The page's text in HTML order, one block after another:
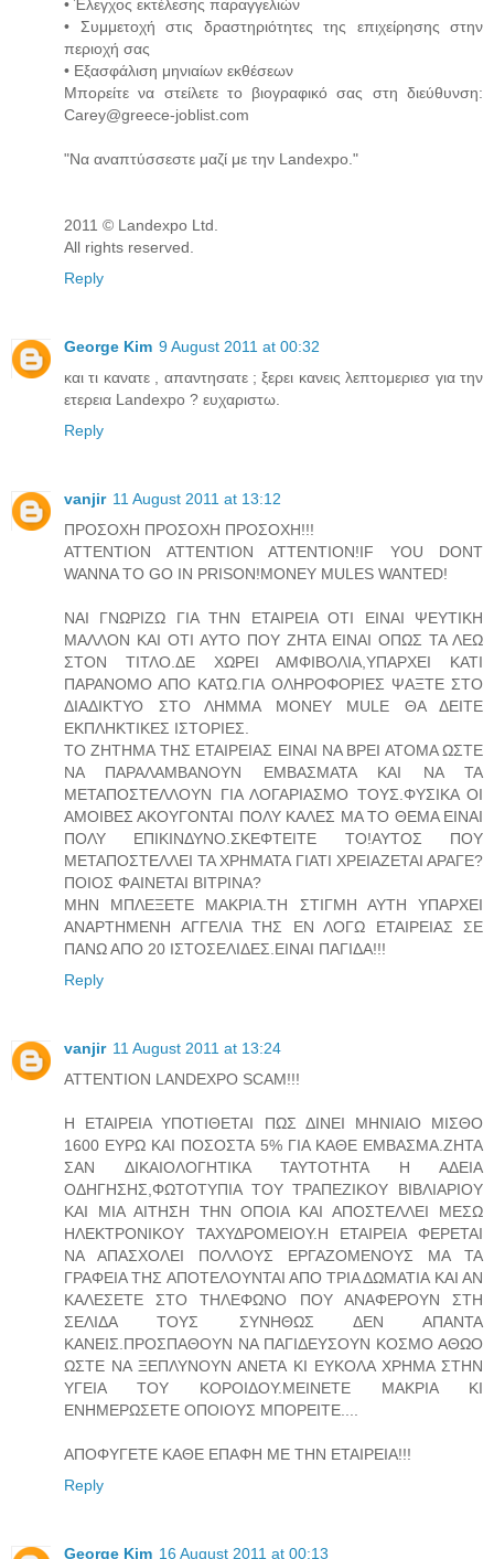
• Έλεγχος εκτέλεσης παραγγελιών
• Συμμετοχή στις δραστηριότητες της επιχείρησης στην
περιοχή σας
• Εξασφάλιση μηνιαίων εκθέσεων
Μπορείτε να στείλετε το βιογραφικό σας στη διεύθυνση:
Carey@greece-joblist.com
"Να αναπτύσσεστε μαζί με την Landexpo."
2011 © Landexpo Ltd.
All rights reserved.
Reply
George Kim 9 August 2011 at 00:32
και τι κανατε , απαντησατε ; ξερει κανεις λεπτομεριεσ για την
ετερεια Landexpo ? ευχαριστω.
Reply
vanjir 11 August 2011 at 13:12
ΠΡΟΣΟΧΗ ΠΡΟΣΟΧΗ ΠΡΟΣΟΧΗ!!!
ATTENTION ATTENTION ATTENTION!IF YOU DONT
WANNA TO GO IN PRISON!MONEY MULES WANTED!
ΝΑΙ ΓΝΩΡΙΖΩ ΓΙΑ ΤΗΝ ΕΤΑΙΡΕΙΑ ΟΤΙ ΕΙΝΑΙ ΨΕΥΤΙΚΗ
ΜΑΛΛΟΝ ΚΑΙ ΟΤΙ ΑΥΤΟ ΠΟΥ ΖΗΤΑ ΕΙΝΑΙ ΟΠΩΣ ΤΑ ΛΕΩ
ΣΤΟΝ ΤΙΤΛΟ.ΔΕ ΧΩΡΕΙ ΑΜΦΙΒΟΛΙΑ,ΥΠΑΡΧΕΙ ΚΑΤΙ
ΠΑΡΑΝΟΜΟ ΑΠΟ ΚΑΤΩ.ΓΙΑ ΟΛΗΡΟΦΟΡΙΕΣ ΨΑΞΤΕ ΣΤΟ
ΔΙΑΔΙΚΤΥΟ ΣΤΟ ΛΗΜΜΑ MONEY MULE ΘΑ ΔΕΙΤΕ
ΕΚΠΛΗΚΤΙΚΕΣ ΙΣΤΟΡΙΕΣ.
ΤΟ ΖΗΤΗΜΑ ΤΗΣ ΕΤΑΙΡΕΙΑΣ ΕΙΝΑΙ ΝΑ ΒΡΕΙ ΑΤΟΜΑ ΩΣΤΕ
ΝΑ ΠΑΡΑΛΑΜΒΑΝΟΥΝ ΕΜΒΑΣΜΑΤΑ ΚΑΙ ΝΑ ΤΑ
ΜΕΤΑΠΟΣΤΕΛΛΟΥΝ ΓΙΑ ΛΟΓΑΡΙΑΣΜΟ ΤΟΥΣ.ΦΥΣΙΚΑ ΟΙ
ΑΜΟΙΒΕΣ ΑΚΟΥΓΟΝΤΑΙ ΠΟΛΥ ΚΑΛΕΣ ΜΑ ΤΟ ΘΕΜΑ ΕΙΝΑΙ
ΠΟΛΥ ΕΠΙΚΙΝΔΥΝΟ.ΣΚΕΦΤΕΙΤΕ ΤΟ!ΑΥΤΟΣ ΠΟΥ
ΜΕΤΑΠΟΣΤΕΛΛΕΙ ΤΑ ΧΡΗΜΑΤΑ ΓΙΑΤΙ ΧΡΕΙΑΖΕΤΑΙ ΑΡΑΓΕ?
ΠΟΙΟΣ ΦΑΙΝΕΤΑΙ ΒΙΤΡΙΝΑ?
ΜΗΝ ΜΠΛΕΞΕΤΕ ΜΑΚΡΙΑ.ΤΗ ΣΤΙΓΜΗ ΑΥΤΗ ΥΠΑΡΧΕΙ
ΑΝΑΡΤΗΜΕΝΗ ΑΓΓΕΛΙΑ ΤΗΣ ΕΝ ΛΟΓΩ ΕΤΑΙΡΕΙΑΣ ΣΕ
ΠΑΝΩ ΑΠΟ 20 ΙΣΤΟΣΕΛΙΔΕΣ.ΕΙΝΑΙ ΠΑΓΙΔΑ!!!
Reply
vanjir 11 August 2011 at 13:24
ATTENTION LANDEXPO SCAM!!!
Η ΕΤΑΙΡΕΙΑ ΥΠΟΤΙΘΕΤΑΙ ΠΩΣ ΔΙΝΕΙ ΜΗΝΙΑΙΟ ΜΙΣΘΟ
1600 ΕΥΡΩ ΚΑΙ ΠΟΣΟΣΤΑ 5% ΓΙΑ ΚΑΘΕ ΕΜΒΑΣΜΑ.ΖΗΤΑ
ΣΑΝ ΔΙΚΑΙΟΛΟΓΗΤΙΚΑ ΤΑΥΤΟΤΗΤΑ Η ΑΔΕΙΑ
ΟΔΗΓΗΣΗΣ,ΦΩΤΟΤΥΠΙΑ ΤΟΥ ΤΡΑΠΕΖΙΚΟΥ ΒΙΒΛΙΑΡΙΟΥ
ΚΑΙ ΜΙΑ ΑΙΤΗΣΗ ΤΗΝ ΟΠΟΙΑ ΚΑΙ ΑΠΟΣΤΕΛΛΕΙ ΜΕΣΩ
ΗΛΕΚΤΡΟΝΙΚΟΥ ΤΑΧΥΔΡΟΜΕΙΟΥ.Η ΕΤΑΙΡΕΙΑ ΦΕΡΕΤΑΙ
ΝΑ ΑΠΑΣΧΟΛΕΙ ΠΟΛΛΟΥΣ ΕΡΓΑΖΟΜΕΝΟΥΣ ΜΑ ΤΑ
ΓΡΑΦΕΙΑ ΤΗΣ ΑΠΟΤΕΛΟΥΝΤΑΙ ΑΠΟ ΤΡΙΑ ΔΩΜΑΤΙΑ ΚΑΙ ΑΝ
ΚΑΛΕΣΕΤΕ ΣΤΟ ΤΗΛΕΦΩΝΟ ΠΟΥ ΑΝΑΦΕΡΟΥΝ ΣΤΗ
ΣΕΛΙΔΑ ΤΟΥΣ ΣΥΝΗΘΩΣ ΔΕΝ ΑΠΑΝΤΑ
ΚΑΝΕΙΣ.ΠΡΟΣΠΑΘΟΥΝ ΝΑ ΠΑΓΙΔΕΥΣΟΥΝ ΚΟΣΜΟ ΑΘΩΟ
ΩΣΤΕ ΝΑ ΞΕΠΛΥΝΟΥΝ ΑΝΕΤΑ ΚΙ ΕΥΚΟΛΑ ΧΡΗΜΑ ΣΤΗΝ
ΥΓΕΙΑ ΤΟΥ ΚΟΡΟΙΔΟΥ.ΜΕΙΝΕΤΕ ΜΑΚΡΙΑ ΚΙ
ΕΝΗΜΕΡΩΣΕΤΕ ΟΠΟΙΟΥΣ ΜΠΟΡΕΙΤΕ....
ΑΠΟΦΥΓΕΤΕ ΚΑΘΕ ΕΠΑΦΗ ΜΕ ΤΗΝ ΕΤΑΙΡΕΙΑ!!!
Reply
George Kim 16 August 2011 at 00:13